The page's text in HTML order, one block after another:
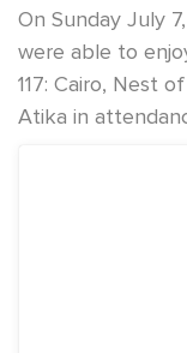
On Sunday July
were able to
117: Cairo, Nest
Atika in